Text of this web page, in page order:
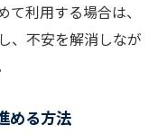
利用する場合は、
、不安を解消しなが
める方法